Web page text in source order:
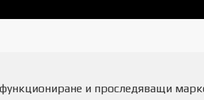
и проследяващи